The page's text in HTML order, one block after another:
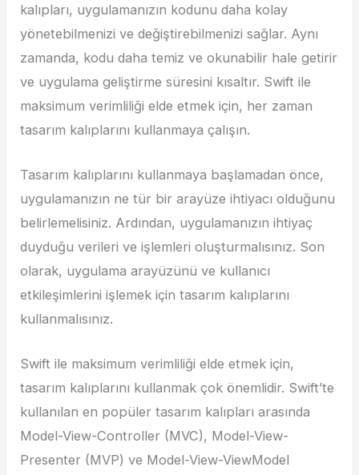
kalıpları, uygulamanızın kodunu daha kolay
yönetebilmenizi ve değiştirebilmenizi sağlar. Aynı
zamanda, kodu daha temiz ve okunabilir hale getirir
ve uygulama geliştirme süresini kısaltır. Swift ile
maksimum verimliliği elde etmek için, her zaman
tasarım kalıplarını kullanmaya çalışın.
Tasarım kalıplarını kullanmaya başlamadan önce,
uygulamanızın ne tür bir arayüze ihtiyacı olduğunu
belirlemelisiniz. Ardından, uygulamanızın ihtiyaç
duyduğu verileri ve işlemleri oluşturmalısınız. Son
olarak, uygulama arayüzünü ve kullanıcı
etkileşimlerini işlemek için tasarım kalıplarını
kullanmalısınız.
Swift ile maksimum verimliliği elde etmek için,
tasarım kalıplarını kullanmak çok önemlidir. Swift’te
kullanılan en popüler tasarım kalıpları arasında
Model-View-Controller (MVC), Model-View-
Presenter (MVP) ve Model-View-ViewModel